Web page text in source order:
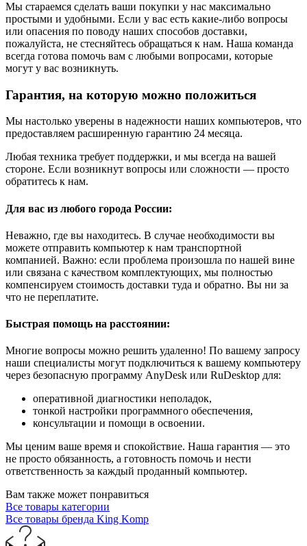
Мы стараемся сделать ваши покупки у нас максимально
простыми и удобными. Если у вас есть какие-либо вопросы
или опасения по поводу наших способов доставки,
пожалуйста, не стесняйтесь обращаться к нам. Наша команда
всегда готова помочь вам с любыми вопросами, которые
могут у вас возникнуть.
Гарантия, на которую можно положиться
Мы настолько уверены в надежности наших компьютеров, что
предоставляем расширенную гарантию 24 месяца.
Любая техника требует поддержки, и мы всегда на вашей
стороне. Если возникнут вопросы или сложности — просто
обратитесь к нам.
Для вас из любого города России:
Неважно, где вы находитесь. В случае необходимости вы
можете отправить компьютер к нам транспортной
компанией. Важно: если проблема произошла по нашей вине
или связана с качеством комплектующих, мы полностью
компенсируем стоимость доставки туда и обратно. Вы ни за
что не переплатите.
Быстрая помощь на расстоянии:
Многие вопросы можно решить удаленно! По вашему запросу
наши специалисты могут подключиться к вашему компьютеру
через безопасную программу AnyDesk или RuDesktop для:
оперативной диагностики неполадок,
тонкой настройки программного обеспечения,
консультации и помощи в освоении.
Мы ценим ваше время и спокойствие. Наша гарантия — это
не просто обязанность, а готовность помочь и нести
ответственность за каждый проданный компьютер.
Вам также может понравиться
Все товары категории
Все товары бренда King Komp